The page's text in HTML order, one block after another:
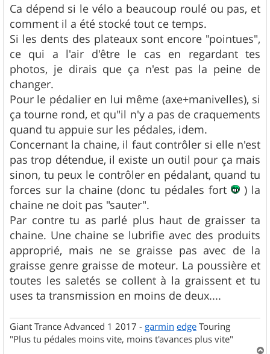
Ca dépend si le vélo a beaucoup roulé ou pas, et
comment il a été stocké tout ce temps.
Si les dents des plateaux sont encore "pointues",
ce qui a l'air d'être le cas en regardant tes
photos, je dirais que ça n'est pas la peine de
changer.
Pour le pédalier en lui même (axe+manivelles), si
ça tourne rond, et qu"il n'y a pas de craquements
quand tu appuie sur les pédales, idem.
Concernant la chaine, il faut contrôler si elle n'est
pas trop détendue, il existe un outil pour ça mais
sinon, tu peux le contrôler en pédalant, quand tu
forces sur la chaine (donc tu pédales fort
) la
chaine ne doit pas "sauter".
Par contre tu as parlé plus haut de graisser ta
chaine. Une chaine se lubrifie avec des produits
approprié, mais ne se graisse pas avec de la
graisse genre graisse de moteur. La poussière et
toutes les saletés se collent à la graissent et tu
uses ta transmission en moins de deux....
Giant Trance Advanced 1 2017 - garmin edge Touring
"Plus tu pédales moins vite, moins t'avances plus vite"